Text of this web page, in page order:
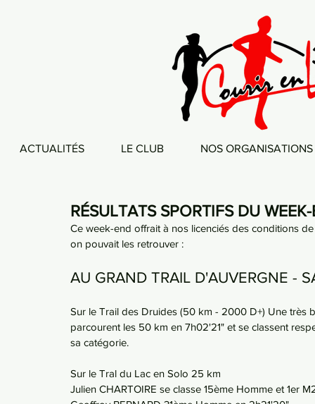
ACTUALITÉS LE CLUB NOS ORGANISATIONS
RÉSULTATS SPORTIFS DU
Ce week-end offrait à nos licenciés des conditions
on pouvait les retrouver :
AU GRAND TRAIL D'AUVERGNE -
Sur le Trail des Druides (50 km - 2000 D+) Une très
parcourent les 50 km en 7h02'21" et se classent
sa catégorie.
Sur le Tral du Lac en Solo 25 km
Julien CHARTOIRE se classe 15ème Homme et 1er